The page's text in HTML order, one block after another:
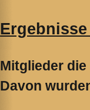
Mitglieder
Davon